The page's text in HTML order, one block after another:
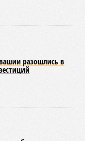
народа. Схватка
располагаются
каждого из них
борцы вступают
заключается в
борьбы
дисциплина
сохраняя при
народными